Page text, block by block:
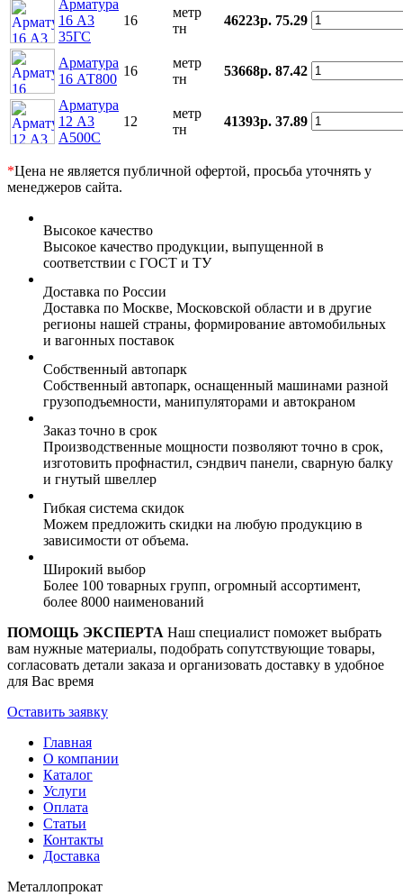
Арматура
16 А3
35ГС
16
метр
тн
46223р. 75.29
Арматура
16 АТ800
16
метр
тн
53668р. 87.42
Арматура
12 А3
А500С
12
метр
тн
41393р. 37.89
*Цена не является публичной офертой, просьба уточнять у
менеджеров сайта.
Высокое качество
Высокое качество продукции, выпущенной в
соответствии с ГОСТ и ТУ
Доставка по России
Доставка по Москве, Московской области и в другие
регионы нашей страны, формирование автомобильных
и вагонных поставок
Собственный автопарк
Собственный автопарк, оснащенный машинами разной
грузоподъемности, манипуляторами и автокраном
Заказ точно в срок
Производственные мощности позволяют точно в срок,
изготовить профнастил, сэндвич панели, сварную балку
и гнутый швеллер
Гибкая система скидок
Можем предложить скидки на любую продукцию в
зависимости от объема.
Широкий выбор
Более 100 товарных групп, огромный ассортимент,
более 8000 наименований
ПОМОЩЬ ЭКСПЕРТА Наш специалист поможет выбрать
вам нужные материалы, подобрать сопутствующие товары,
согласовать детали заказа и организовать доставку в удобное
для Вас время
Оставить заявку
Главная
О компании
Каталог
Услуги
Оплата
Статьи
Контакты
Доставка
Металлопрокат